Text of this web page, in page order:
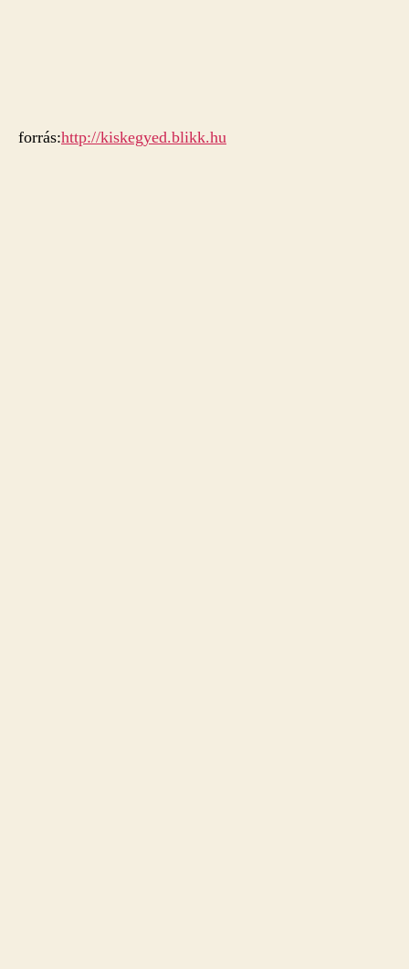
forrás:http://kiskegyed.blikk.hu